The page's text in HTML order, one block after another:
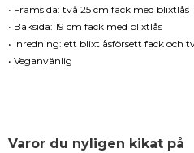
• Framsida: två 25 cm fack med blixtlås
• Baksida: 19 cm fack med blixtlås
• Inredning: ett blixtlåsförsett fack och
• Veganvänlig
Varor du nyligen kikat på